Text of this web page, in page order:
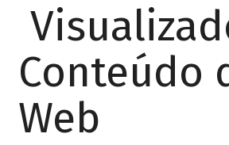
Conteúdo
Web